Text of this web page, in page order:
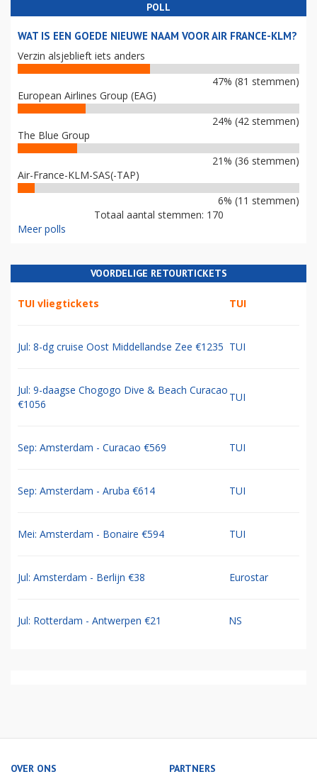
POLL
WAT IS EEN GOEDE NIEUWE NAAM VOOR AIR FRANCE-KLM?
Verzin alsjeblieft iets anders
47% (81 stemmen)
European Airlines Group (EAG)
24% (42 stemmen)
The Blue Group
21% (36 stemmen)
Air-France-KLM-SAS(-TAP)
6% (11 stemmen)
Totaal aantal stemmen: 170
Meer polls
VOORDELIGE RETOURTICKETS
TUI vliegtickets TUI
Jul: 8-dg cruise Oost Middellandse Zee €1235 TUI
Jul: 9-daagse Chogogo Dive & Beach Curacao
€1056
TUI
Sep: Amsterdam - Curacao €569 TUI
Sep: Amsterdam - Aruba €614 TUI
Mei: Amsterdam - Bonaire €594 TUI
Jul: Amsterdam - Berlijn €38 Eurostar
Jul: Rotterdam - Antwerpen €21 NS
OVER ONS PARTNERS